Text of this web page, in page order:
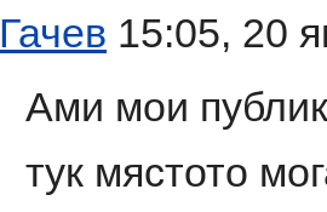
Гачев 15:05, 20
Ами мои
тук мястото